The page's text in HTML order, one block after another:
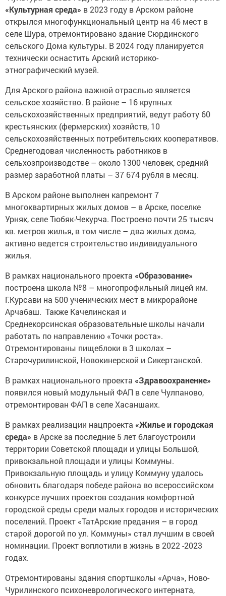
«Культурная среда» в 2023 году в Арском районе
открылся многофункциональный центр на 46 мест в
селе Шура, отремонтировано здание Сюрдинского
сельского Дома культуры. В 2024 году планируется
технически оснастить Арский историко-
этнографический музей.
Для Арского района важной отраслью является
сельское хозяйство. В районе – 16 крупных
сельскохозяйственных предприятий, ведут работу 60
крестьянских (фермерских) хозяйств, 10
сельскохозяйственных потребительских кооперативов.
Среднегодовая численность работников в
сельхозпроизводстве – около 1300 человек, средний
размер заработной платы – 37 674 рубля в месяц.
В Арском районе выполнен капремонт 7
многоквартирных жилых домов – в Арске, поселке
Урняк, селе Тюбяк-Чекурча. Построено почти 25 тысяч
кв. метров жилья, в том числе – два жилых дома,
активно ведется строительство индивидуального
жилья.
В рамках национального проекта «Образование»
построена школа №8 – многопрофильный лицей им.
Г.Курсави на 500 ученических мест в микрорайоне
Арчабаш. Также Качелинская и
Среднекорсинская образовательные школы начали
работать по направлению «Точки роста».
Отремонтированы пищеблоки в 3 школах –
Старочурилинской, Новокинерской и Сикертанской.
В рамках национального проекта «Здравоохранение»
появился новый модульный ФАП в селе Чулпаново,
отремонтирован ФАП в селе Хасаншаих.
В рамках реализации нацпроекта «Жилье и городская
среда» в Арске за последние 5 лет благоустроили
территории Советской площади и улицы Большой,
привокзальной площади и улицы Коммуны.
Привокзальную площадь и улицу Коммуну удалось
обновить благодаря победе района во всероссийском
конкурсе лучших проектов создания комфортной
городской среды среди малых городов и исторических
поселений. Проект «ТатАрские предания – в город
старой дорогой по ул. Коммуны» стал лучшим в своей
номинации. Проект воплотили в жизнь в 2022 -2023
годах.
Отремонтированы здания спортшколы «Арча», Ново-
Чурилинского психоневрологического интерната,